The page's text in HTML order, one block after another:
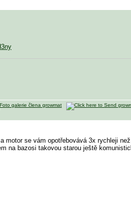
se vám opotřebovává 3x rychleji
na bazosi takovou starou ještě